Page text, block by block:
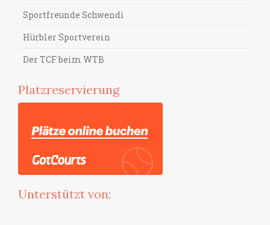
Sportfreunde Schwendi
Hürbler Sportverein
Der TCF beim WTB
Platzreservierung
Unterstützt von: